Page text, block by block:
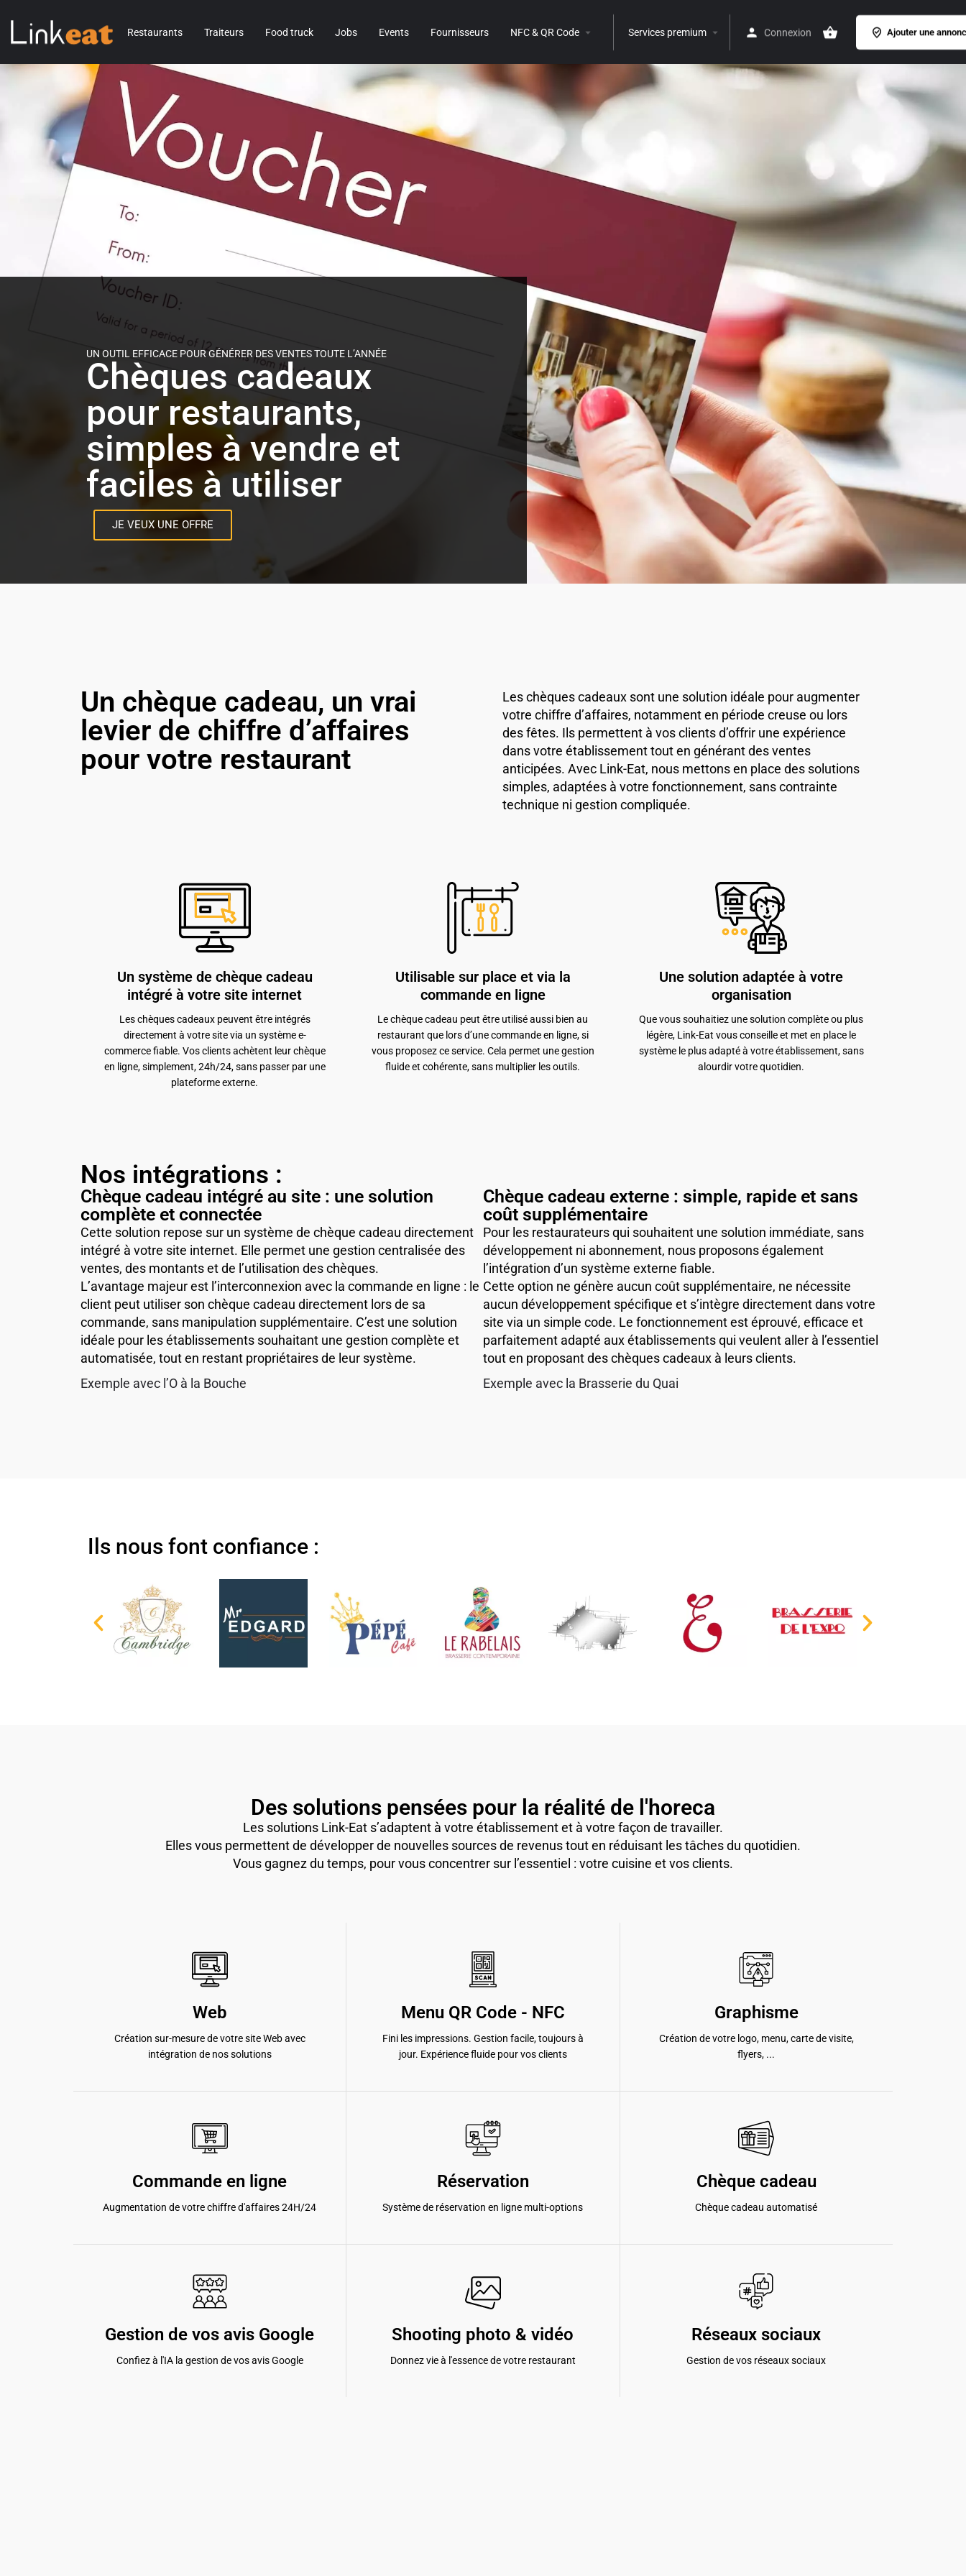
Restaurants Traiteurs Food truck Jobs Events Fournisseurs NFC & QR Code Services premium Connexion Ajouter une
UN OUTIL EFFICACE POUR GÉNÉRER DES VENTES TOUTE L’ANNÉE
Chèques cadeaux
pour restaurants,
simples à vendre et
faciles à utiliser
JE VEUX UNE OFFRE
Un chèque cadeau, un vrai
levier de chiffre d’affaires
pour votre restaurant
Les chèques cadeaux sont une solution idéale pour augmenter
votre chiffre d’affaires, notamment en période creuse ou lors
des fêtes. Ils permettent à vos clients d’offrir une expérience
dans votre établissement tout en générant des ventes
anticipées. Avec Link-Eat, nous mettons en place des solutions
simples, adaptées à votre fonctionnement, sans contrainte
technique ni gestion compliquée.
Un système de chèque cadeau
intégré à votre site internet
Les chèques cadeaux peuvent être intégrés
directement à votre site via un système e-
commerce fiable. Vos clients achètent leur chèque
en ligne, simplement, 24h/24, sans passer par une
plateforme externe.
Utilisable sur place et via la
commande en ligne
Le chèque cadeau peut être utilisé aussi bien au
restaurant que lors d’une commande en ligne, si
vous proposez ce service. Cela permet une gestion
fluide et cohérente, sans multiplier les outils.
Une solution adaptée à votre
organisation
Que vous souhaitiez une solution complète ou plus
légère, Link-Eat vous conseille et met en place le
système le plus adapté à votre établissement, sans
alourdir votre quotidien.
Nos intégrations :
Chèque cadeau intégré au site : une solution
complète et connectée
Cette solution repose sur un système de chèque cadeau directement
intégré à votre site internet. Elle permet une gestion centralisée des
ventes, des montants et de l’utilisation des chèques.
L’avantage majeur est l’interconnexion avec la commande en ligne : le
client peut utiliser son chèque cadeau directement lors de sa
commande, sans manipulation supplémentaire. C’est une solution
idéale pour les établissements souhaitant une gestion complète et
automatisée, tout en restant propriétaires de leur système.
Exemple avec l’O à la Bouche
Chèque cadeau externe : simple, rapide et sans
coût supplémentaire
Pour les restaurateurs qui souhaitent une solution immédiate, sans
développement ni abonnement, nous proposons également
l’intégration d’un système externe fiable.
Cette option ne génère aucun coût supplémentaire, ne nécessite
aucun développement spécifique et s’intègre directement dans votre
site via un simple code. Le fonctionnement est éprouvé, efficace et
parfaitement adapté aux établissements qui veulent aller à l’essentiel
tout en proposant des chèques cadeaux à leurs clients.
Exemple avec la Brasserie du Quai
Ils nous font confiance :
Des solutions pensées pour la réalité de l'horeca
Les solutions Link-Eat s’adaptent à votre établissement et à votre façon de travailler.
Elles vous permettent de développer de nouvelles sources de revenus tout en réduisant les tâches du quotidien.
Vous gagnez du temps, pour vous concentrer sur l’essentiel : votre cuisine et vos clients.
Web
Création sur-mesure de votre site Web avec
intégration de nos solutions
Menu QR Code - NFC
Fini les impressions. Gestion facile, toujours à
jour. Expérience fluide pour vos clients
Graphisme
Création de votre logo, menu, carte de visite,
flyers, ...
Commande en ligne
Augmentation de votre chiffre d'affaires 24H/24
Réservation
Système de réservation en ligne multi-options
Chèque cadeau
Chèque cadeau automatisé
Gestion de vos avis Google
Confiez à l'IA la gestion de vos avis Google
Shooting photo & vidéo
Donnez vie à l'essence de votre restaurant
Réseaux sociaux
Gestion de vos réseaux sociaux